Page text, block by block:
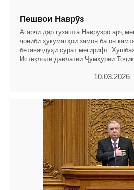
Пешвои Наврӯз
Агарчӣ дар гузашта Наврӯзро арҷ
ҷониби ҳукуматҳои замон ба он
бетаваҷҷуҳӣ сурат мегирифт.
Истиқлоли давлатии Ҷумҳурии
10.03.2026